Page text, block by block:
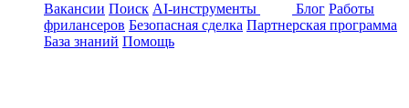
Вакансии Поиск AI-инструменты Блог Работы
фрилансеров Безопасная сделка Партнерская программа
База знаний Помощь